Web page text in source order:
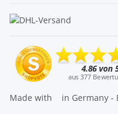
Made with in Germany -